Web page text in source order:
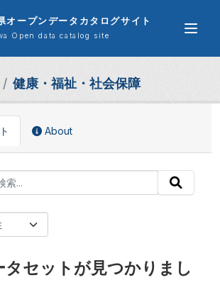
オープンデータカタログサイト
Open data catalog site
健康・福祉・社会保障
About
タセットが見つかりまし